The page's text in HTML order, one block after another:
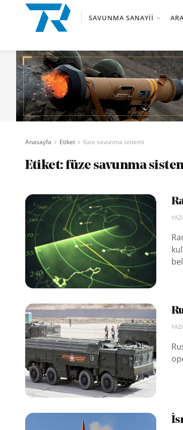
SAVUNMA SANAYII
Anasayfa Etiket füze savunma sistemi
Etiket:füze savunma